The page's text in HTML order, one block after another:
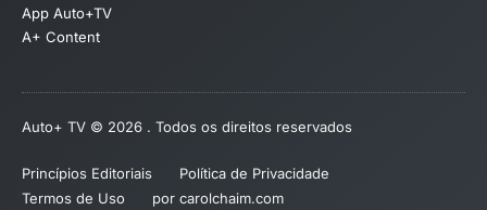
App Auto+TV
A+ Content
Auto+ TV © 2026 . Todos os direitos reservados
Princípios Editoriais
Política de Privacidade
Termos de Uso
por carolchaim.com